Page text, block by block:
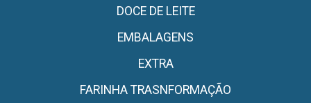
DOCE DE LEITE
EMBALAGENS
EXTRA
FARINHA TRASNFORMAÇÃO